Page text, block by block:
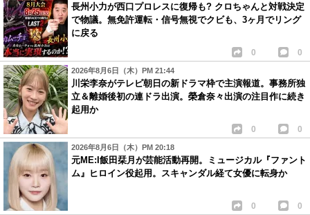
長州小力が西口プロレスに復帰も? クロちゃんと対戦決定
で物議。無免許運転・信号無視でクビも、3ヶ月でリング
に戻る
0 0
2026年8月6日（木）PM 21:44
川栄李奈がテレビ朝日の新ドラマ枠で主演報道。事務所独
立＆離婚後初の連ドラ出演。榮倉奈々出演の注目作に続き
起用か
0 0
2026年8月6日（木）PM 20:18
元ME:I飯田栞月が芸能活動再開。ミュージカル『ファント
ム』ヒロイン役起用。スキャンダル経て女優に転身か
0 0